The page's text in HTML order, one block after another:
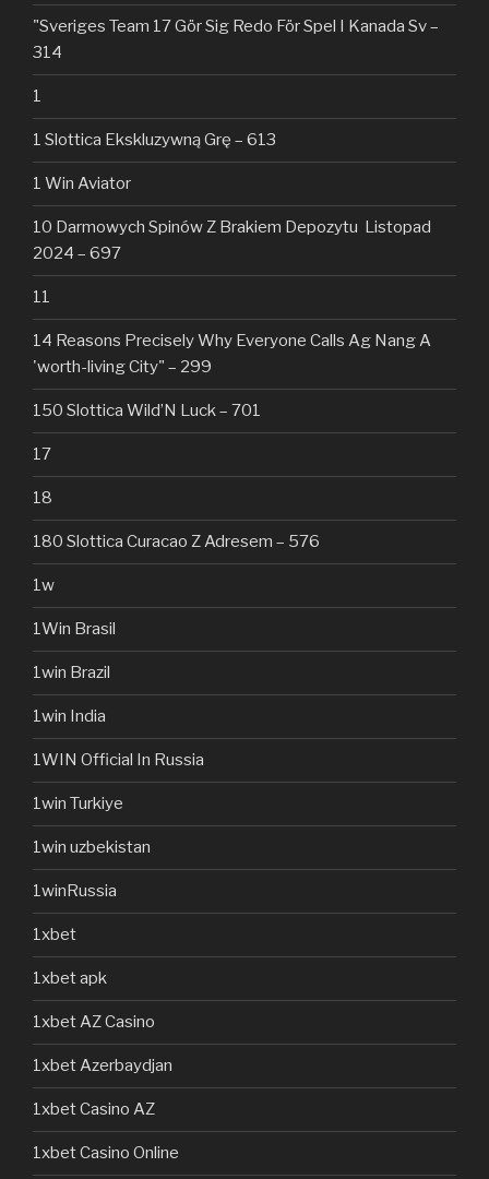
"Sveriges Team 17 Gör Sig Redo För Spel I Kanada Sv –
314
1
1 Slottica Ekskluzywną Grę – 613
1 Win Aviator
10 Darmowych Spinów Z Brakiem Depozytu ️ Listopad
2024 – 697
11
14 Reasons Precisely Why Everyone Calls Ag Nang A
'worth-living City" – 299
150 Slottica Wild’N Luck – 701
17
18
180 Slottica Curacao Z Adresem – 576
1w
1Win Brasil
1win Brazil
1win India
1WIN Official In Russia
1win Turkiye
1win uzbekistan
1winRussia
1xbet
1xbet apk
1xbet AZ Casino
1xbet Azerbaydjan
1xbet Casino AZ
1xbet Casino Online